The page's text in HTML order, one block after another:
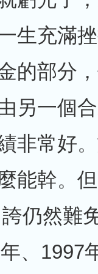
生充滿
的部分
另一個
非常好
能幹。
仍然難
、1997